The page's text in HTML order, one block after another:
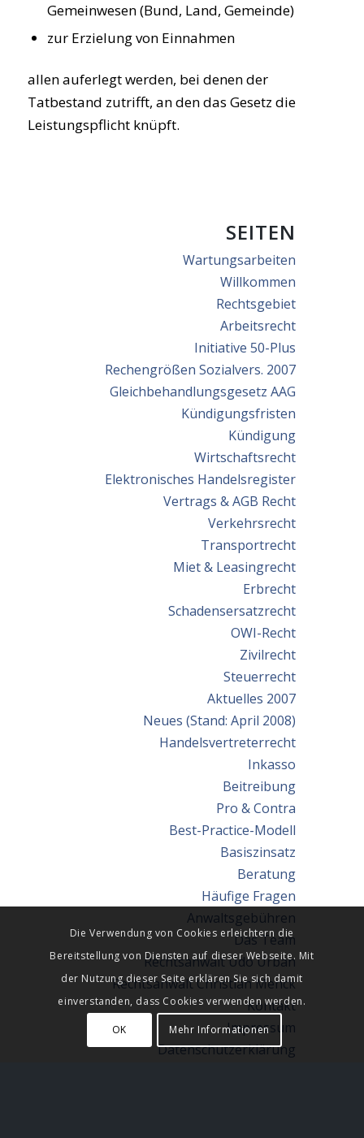
Gemeinwesen (Bund, Land, Gemeinde)
zur Erzielung von Einnahmen
allen auferlegt werden, bei denen der
Tatbestand zutrifft, an den das Gesetz die
Leistungspflicht knüpft.
SEITEN
Wartungsarbeiten
Willkommen
Rechtsgebiet
Arbeitsrecht
Initiative 50-Plus
Rechengrößen Sozialvers. 2007
Gleichbehandlungsgesetz AAG
Kündigungsfristen
Kündigung
Wirtschaftsrecht
Elektronisches Handelsregister
Vertrags & AGB Recht
Verkehrsrecht
Transportrecht
Miet & Leasingrecht
Erbrecht
Schadensersatzrecht
OWI-Recht
Zivilrecht
Steuerrecht
Aktuelles 2007
Neues (Stand: April 2008)
Handelsvertreterrecht
Inkasso
Beitreibung
Pro & Contra
Best-Practice-Modell
Basiszinsatz
Beratung
Häufige Fragen
Anwaltsgebühren
Das Team
Rechtsanwalt Udo Urban
Rechtsanwalt Christian Menck
Kontakt
Impressum
Datenschutzerklärung
Die Verwendung von Cookies erleichtern die
Bereitstellung von Diensten auf dieser Webseite. Mit
der Nutzung dieser Seite erklären Sie sich damit
einverstanden, dass Cookies verwenden werden.
OK Mehr Informationen